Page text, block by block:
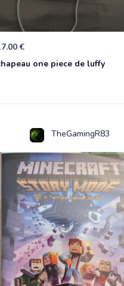
€
one piece de luffy
TheGamingR83